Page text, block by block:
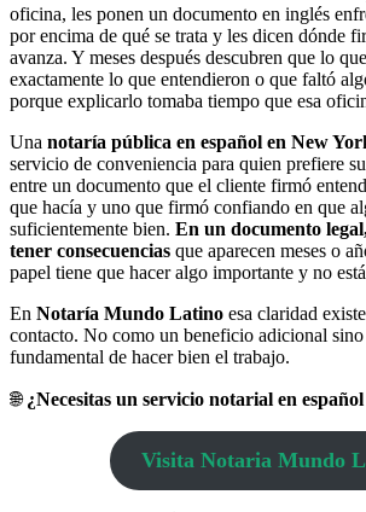
oficina, les ponen un documento en inglés
por encima de qué se trata y les dicen dónde
avanza. Y meses después descubren que lo
exactamente lo que entendieron o que faltó
porque explicarlo tomaba tiempo que esa
Una notaría pública en español en New
servicio de conveniencia para quien prefiere
entre un documento que el cliente firmó
que hacía y uno que firmó confiando en que
suficientemente bien. En un documento
tener consecuencias que aparecen meses o
papel tiene que hacer algo importante y no
En Notaría Mundo Latino esa claridad
contacto. No como un beneficio adicional
fundamental de hacer bien el trabajo.
🌐¿Necesitas un servicio notarial en
Visita Notaria Mundo